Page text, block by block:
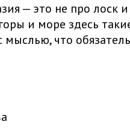
— это не про лоск
и море здесь
мыслью, что